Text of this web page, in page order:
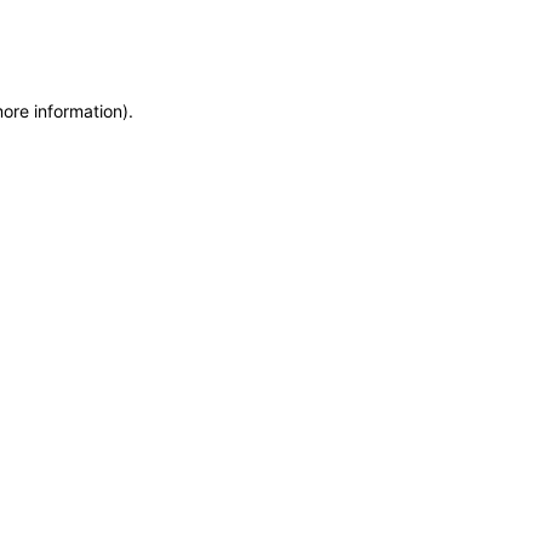
information).